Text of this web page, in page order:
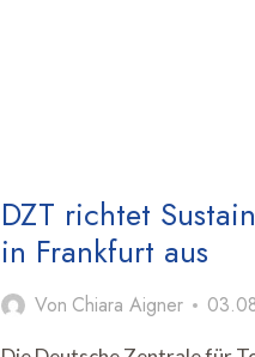
DZT richtet
in Frankfurt aus
Von Chiara Aigner